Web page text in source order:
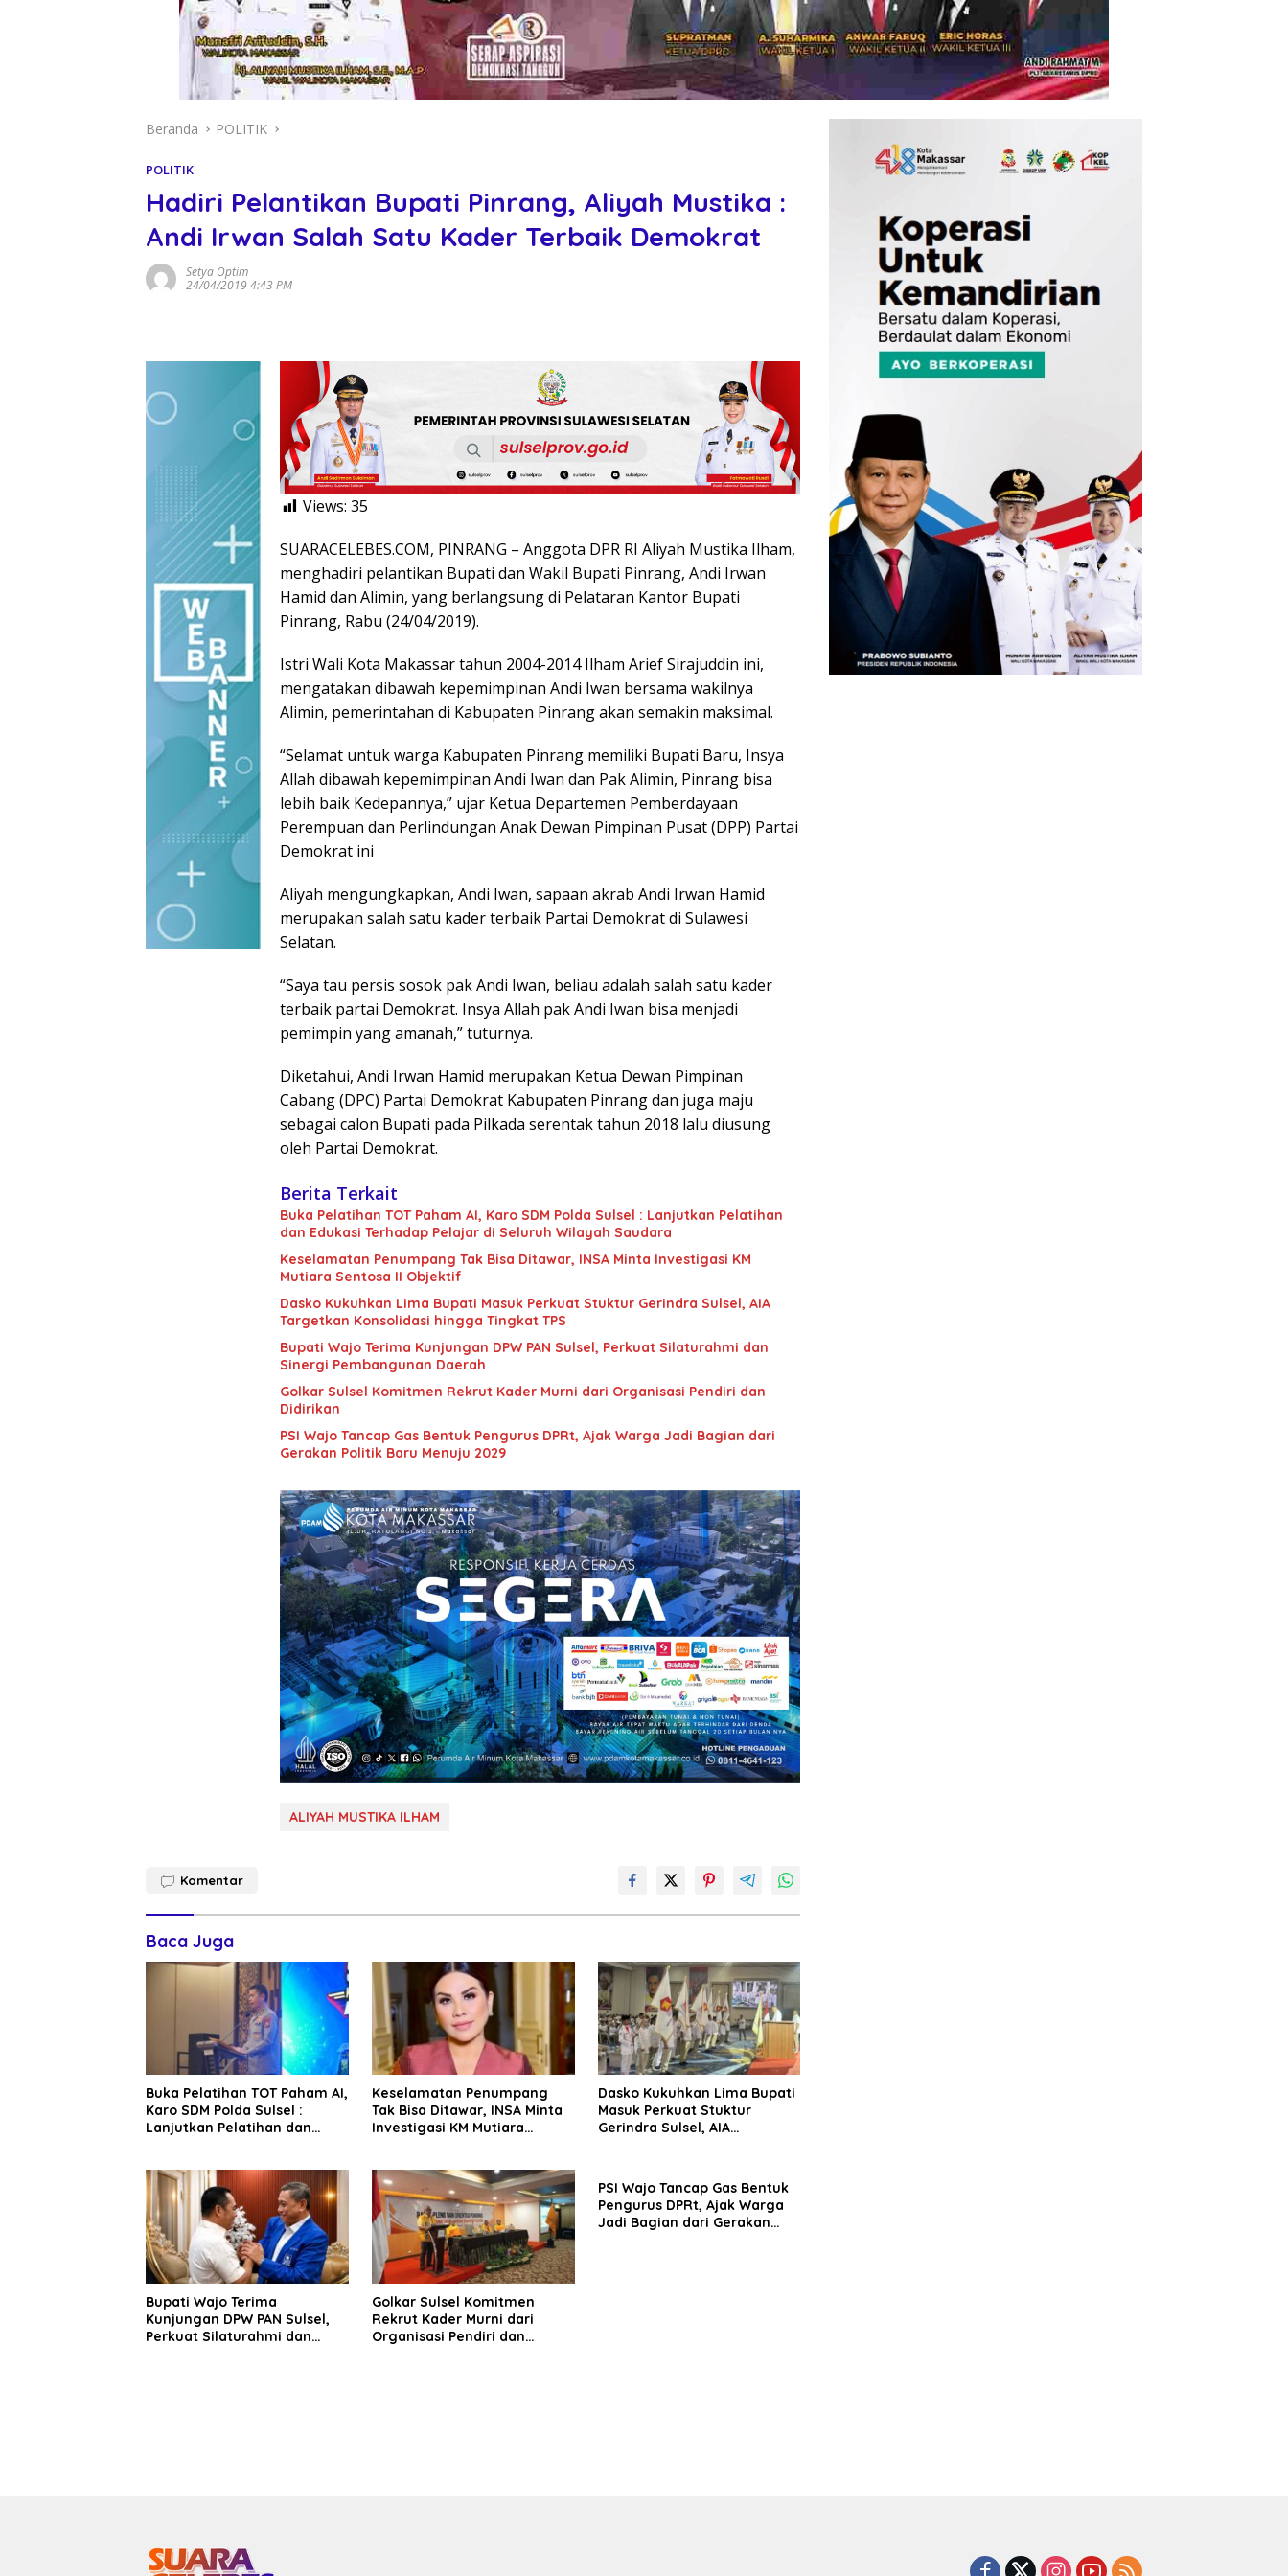
Beranda POLITIK
POLITIK
Hadiri Pelantikan Bupati Pinrang, Aliyah Mustika :
Andi Irwan Salah Satu Kader Terbaik Demokrat
Setya Optim
24/04/2019 4:43 PM
Views: 35
SUARACELEBES.COM, PINRANG – Anggota DPR RI Aliyah Mustika Ilham,
menghadiri pelantikan Bupati dan Wakil Bupati Pinrang, Andi Irwan
Hamid dan Alimin, yang berlangsung di Pelataran Kantor Bupati
Pinrang, Rabu (24/04/2019).
Istri Wali Kota Makassar tahun 2004-2014 Ilham Arief Sirajuddin ini,
mengatakan dibawah kepemimpinan Andi Iwan bersama wakilnya
Alimin, pemerintahan di Kabupaten Pinrang akan semakin maksimal.
“Selamat untuk warga Kabupaten Pinrang memiliki Bupati Baru, Insya
Allah dibawah kepemimpinan Andi Iwan dan Pak Alimin, Pinrang bisa
lebih baik Kedepannya,” ujar Ketua Departemen Pemberdayaan
Perempuan dan Perlindungan Anak Dewan Pimpinan Pusat (DPP) Partai
Demokrat ini
Aliyah mengungkapkan, Andi Iwan, sapaan akrab Andi Irwan Hamid
merupakan salah satu kader terbaik Partai Demokrat di Sulawesi
Selatan.
“Saya tau persis sosok pak Andi Iwan, beliau adalah salah satu kader
terbaik partai Demokrat. Insya Allah pak Andi Iwan bisa menjadi
pemimpin yang amanah,” tuturnya.
Diketahui, Andi Irwan Hamid merupakan Ketua Dewan Pimpinan
Cabang (DPC) Partai Demokrat Kabupaten Pinrang dan juga maju
sebagai calon Bupati pada Pilkada serentak tahun 2018 lalu diusung
oleh Partai Demokrat.
Berita Terkait
Buka Pelatihan TOT Paham AI, Karo SDM Polda Sulsel : Lanjutkan Pelatihan
dan Edukasi Terhadap Pelajar di Seluruh Wilayah Saudara
Keselamatan Penumpang Tak Bisa Ditawar, INSA Minta Investigasi KM
Mutiara Sentosa II Objektif
Dasko Kukuhkan Lima Bupati Masuk Perkuat Stuktur Gerindra Sulsel, AIA
Targetkan Konsolidasi hingga Tingkat TPS
Bupati Wajo Terima Kunjungan DPW PAN Sulsel, Perkuat Silaturahmi dan
Sinergi Pembangunan Daerah
Golkar Sulsel Komitmen Rekrut Kader Murni dari Organisasi Pendiri dan
Didirikan
PSI Wajo Tancap Gas Bentuk Pengurus DPRt, Ajak Warga Jadi Bagian dari
Gerakan Politik Baru Menuju 2029
ALIYAH MUSTIKA ILHAM
Komentar
Baca Juga
Buka Pelatihan TOT Paham AI,
Karo SDM Polda Sulsel :
Lanjutkan Pelatihan dan
Keselamatan Penumpang
Tak Bisa Ditawar, INSA Minta
Investigasi KM Mutiara
Dasko Kukuhkan Lima Bupati
Masuk Perkuat Stuktur
Gerindra Sulsel, AIA
Bupati Wajo Terima
Kunjungan DPW PAN Sulsel,
Perkuat Silaturahmi dan
Golkar Sulsel Komitmen
Rekrut Kader Murni dari
Organisasi Pendiri dan
PSI Wajo Tancap Gas Bentuk
Pengurus DPRt, Ajak Warga
Jadi Bagian dari Gerakan